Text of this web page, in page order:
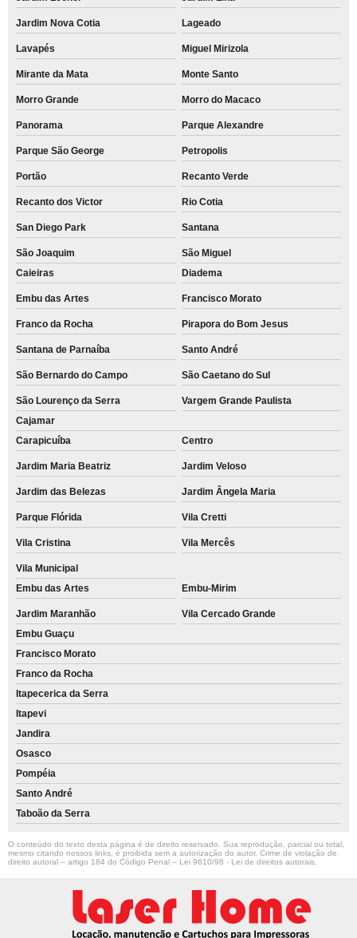
Jardim Nova Cotia Lageado
Lavapés Miguel Mirizola
Mirante da Mata Monte Santo
Morro Grande Morro do Macaco
Panorama Parque Alexandre
Parque São George Petropolis
Portão Recanto Verde
Recanto dos Victor Rio Cotia
San Diego Park Santana
São Joaquim
São Miguel
Caieiras
Diadema
Embu das Artes Francisco Morato
Franco da Rocha Pirapora do Bom Jesus
Santana de Parnaíba Santo André
São Bernardo do Campo São Caetano do Sul
São Lourenço da Serra
Vargem Grande Paulista
Cajamar
Carapicuíba
Centro
Jardim Maria Beatriz Jardim Veloso
Jardim das Belezas Jardim Ângela Maria
Parque Flórida Vila Cretti
Vila Cristina Vila Mercês
Vila Municipal
Embu das Artes
Embu-Mirim
Jardim Maranhão
Vila Cercado Grande
Embu Guaçu
Francisco Morato
Franco da Rocha
Itapecerica da Serra
Itapevi
Jandira
Osasco
Pompéia
Santo André
Taboão da Serra
O conteúdo do texto desta página é de direito reservado. Sua reprodução, parcial ou total,
mesmo citando nossos links, é proibida sem a autorização do autor. Crime de violação de
direito autoral – artigo 184 do Código Penal – Lei 9610/98 - Lei de direitos autorais